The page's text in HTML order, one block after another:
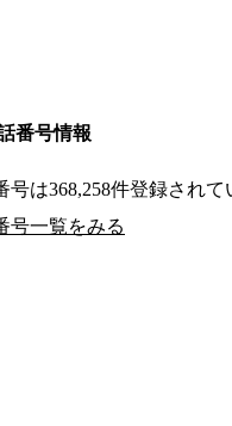
番号情報
は368,258件登録されて
号一覧をみる